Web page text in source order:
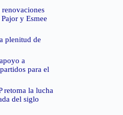
y Esmee
plenitud de
a
para el
retoma la lucha
del siglo